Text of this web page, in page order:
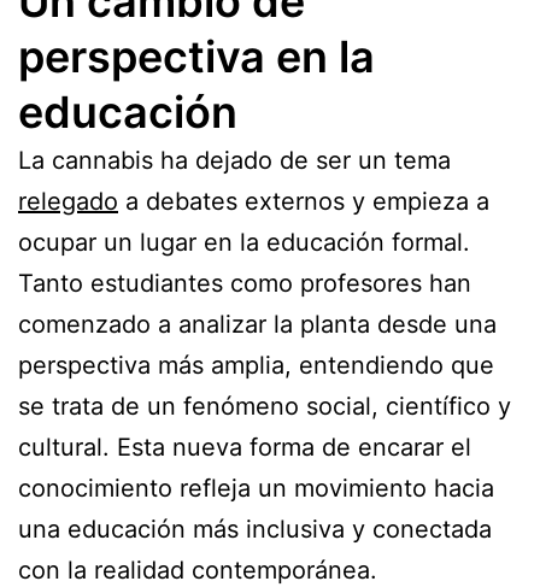
perspectiva en la
educación
La cannabis ha dejado de ser un tema
relegado a debates externos y empieza a
ocupar un lugar en la educación formal.
Tanto estudiantes como profesores han
comenzado a analizar la planta desde una
perspectiva más amplia, entendiendo que
se trata de un fenómeno social, científico y
cultural. Esta nueva forma de encarar el
conocimiento refleja un movimiento hacia
una educación más inclusiva y conectada
con la realidad contemporánea.